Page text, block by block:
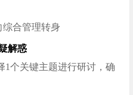
综合管理转身
解惑
1个关键主题进行研讨，确